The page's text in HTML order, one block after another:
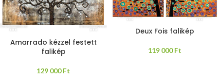
Amarrado kézzel festett
falikép
129 000Ft
Deux Fois falikép
119 000Ft